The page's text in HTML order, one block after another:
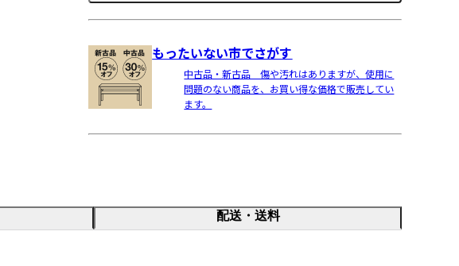
もったいない市でさがす
中古品・新古品 傷や汚れはありますが、使用に
問題のない商品を、お買い得な価格で販売してい
ます。
配送・送料